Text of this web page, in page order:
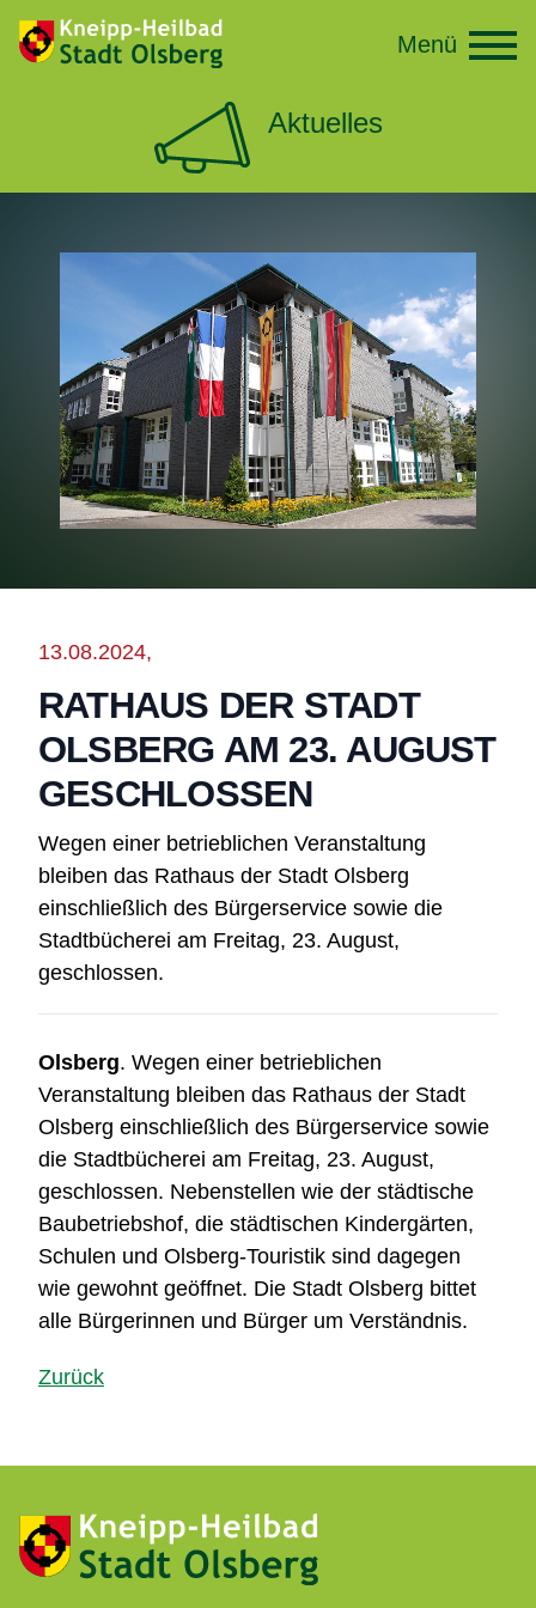
Aktuelles
Menü
13.08.2024,
RATHAUS DER STADT
OLSBERG AM 23. AUGUST
GESCHLOSSEN
Wegen einer betrieblichen Veranstaltung
bleiben das Rathaus der Stadt Olsberg
einschließlich des Bürgerservice sowie die
Stadtbücherei am Freitag, 23. August,
geschlossen.
Olsberg. Wegen einer betrieblichen
Veranstaltung bleiben das Rathaus der Stadt
Olsberg einschließlich des Bürgerservice sowie
die Stadtbücherei am Freitag, 23. August,
geschlossen. Nebenstellen wie der städtische
Baubetriebshof, die städtischen Kindergärten,
Schulen und Olsberg-Touristik sind dagegen
wie gewohnt geöffnet. Die Stadt Olsberg bittet
alle Bürgerinnen und Bürger um Verständnis.
Zurück